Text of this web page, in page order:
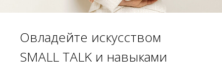
Овладейте искусством
SMALL TALK и навыками